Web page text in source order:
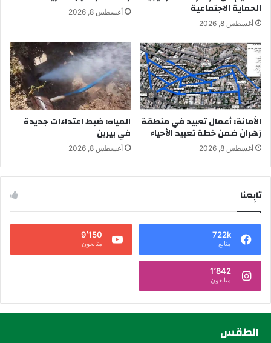
الحماية الاجتماعية
أغسطس 8, 2026
أغسطس 8, 2026
الأمانة: أعمال تعبيد في منطقة
زهران ضمن خطة تعبيد الأحياء
أغسطس 8, 2026
المياه: ضبط اعتداءات جديدة
في بيرين
أغسطس 8, 2026
تابِعنا
722k
متابع
9٬150
متابعون
1٬842
متابعون
الطقس